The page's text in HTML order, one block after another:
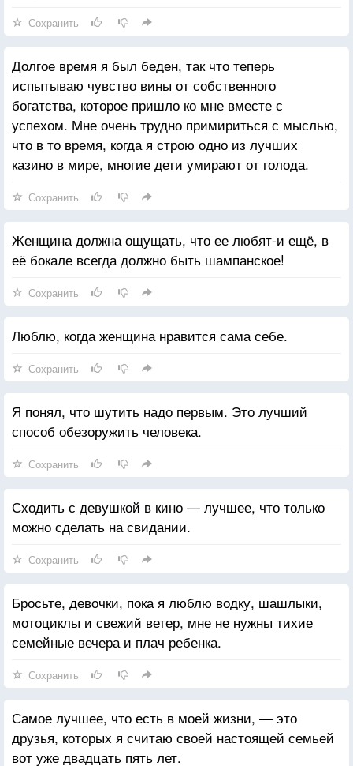
Сохранить
Долгое время я был беден, так что теперь
испытываю чувство вины от собственного
богатства, которое пришло ко мне вместе с
успехом. Мне очень трудно примириться с мыслью,
что в то время, когда я строю одно из лучших
казино в мире, многие дети умирают от голода.
Сохранить
Женщина должна ощущать, что ее любят-и ещё, в
её бокале всегда должно быть шампанское!
Сохранить
Люблю, когда женщина нравится сама себе.
Сохранить
Я понял, что шутить надо первым. Это лучший
способ обезоружить человека.
Сохранить
Сходить с девушкой в кино — лучшее, что только
можно сделать на свидании.
Сохранить
Бросьте, девочки, пока я люблю водку, шашлыки,
мотоциклы и свежий ветер, мне не нужны тихие
семейные вечера и плач ребенка.
Сохранить
Самое лучшее, что есть в моей жизни, — это
друзья, которых я считаю своей настоящей семьей
вот уже двадцать пять лет.